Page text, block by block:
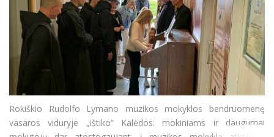
Rokiškio Rudolfo Lymano muzikos mokyklos bendruomenę
vasaros viduryje „ištiko“ Kalėdos: mokiniams ir daugumai